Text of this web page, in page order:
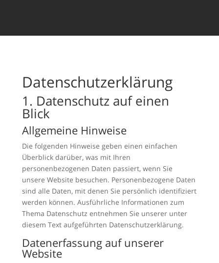
Datenschutzerklärung
1. Datenschutz auf einen
Blick
Allgemeine Hinweise
Die folgenden Hinweise geben einen einfachen
Überblick darüber, was mit Ihren
personenbezogenen Daten passiert, wenn Sie
unsere Website besuchen. Personenbezogene Daten
sind alle Daten, mit denen Sie persönlich identifiziert
werden können. Ausführliche Informationen zum
Thema Datenschutz entnehmen Sie unserer unter
diesem Text aufgeführten Datenschutzerklärung.
Datenerfassung auf unserer
Website